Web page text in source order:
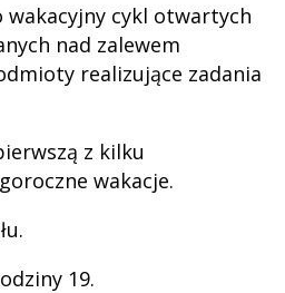
wakacyjny cykl otwartych
nad zalewem
realizujące zadania
z kilku
wakacje.
19.